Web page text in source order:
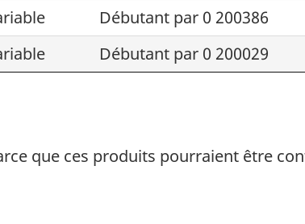
Débutant par 0 200386
Débutant par 0 200029
que ces produits pourraient être